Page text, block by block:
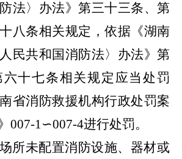
法〉 办法》第三十三条、第
八条相关规定，依据《湖南
民共和国消防法〉 办法》第
十七条相关规定应当处罚
省消防救援机构行政处罚案
007-1∽007-4进行处罚。
所未配置消防设施、器材或